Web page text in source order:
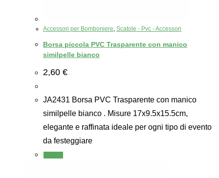
Accessori per Bomboniere, Scatole - Pvc - Accessori
Borsa piccola PVC Trasparente con manico
similpelle bianco
2,60 €
JA2431 Borsa PVC Trasparente con manico
similpelle bianco . Misure 17x9.5x15.5cm,
elegante e raffinata ideale per ogni tipo di evento
da festeggiare